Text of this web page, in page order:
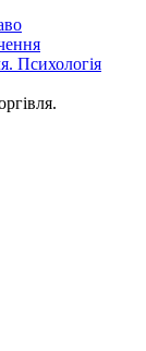
Психологія